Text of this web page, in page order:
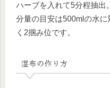
ハーブを入れて5分程抽出。
分量の目安は500mlの水
く2掴み位です。
湿布の作り方